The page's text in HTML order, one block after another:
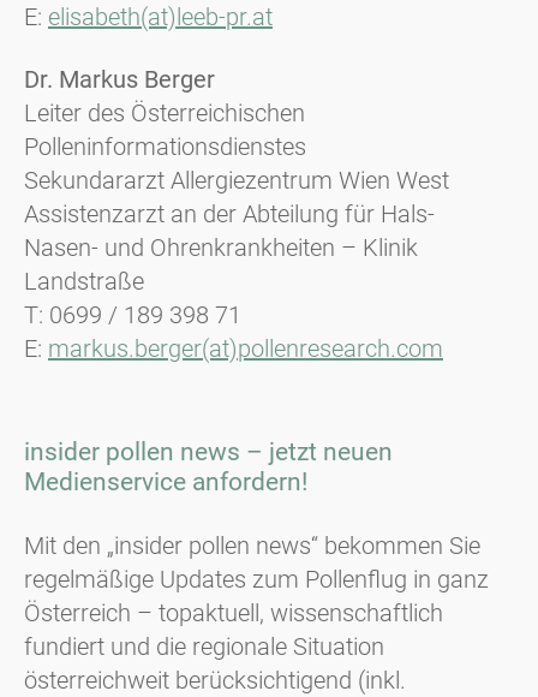
E: elisabeth(at)leeb-pr.at
Dr. Markus Berger
Leiter des Österreichischen
Polleninformationsdienstes
Sekundararzt Allergiezentrum Wien West
Assistenzarzt an der Abteilung für Hals-
Nasen- und Ohrenkrankheiten – Klinik
Landstraße
T: 0699 / 189 398 71
E: markus.berger(at)pollenresearch.com
insider pollen news – jetzt neuen
Medienservice anfordern!
Mit den „insider pollen news“ bekommen Sie
regelmäßige Updates zum Pollenflug in ganz
Österreich – topaktuell, wissenschaftlich
fundiert und die regionale Situation
österreichweit berücksichtigend (inkl.